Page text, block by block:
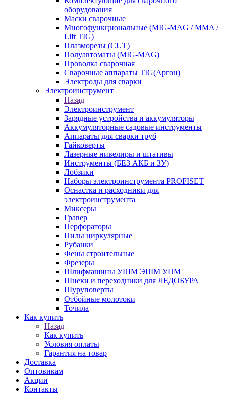
оборудования
Маски сварочные
Многофункциональные (MIG-MAG / MMA /
Lift TIG)
Плазморезы (CUT)
Полуавтоматы (МIG-MAG)
Проволка сварочная
Сварочные аппараты TIG(Аргон)
Электроды для сварки
Электроинструмент
Назад
Электроинструмент
Зарядные устройства и аккумуляторы
Аккумуляторные садовые инструменты
Аппараты для сварки труб
Гайковерты
Лазерные нивелиры и штативы
Инструменты (БЕЗ АКБ и ЗУ)
Лобзики
Наборы электроинструмента PROFISET
Оснастка и расходники для
электроинструмента
Миксеры
Гравер
Перфораторы
Пилы циркулярные
Рубанки
Фены строительные
Фрезеры
Шлифмашины УШМ ЭШМ УПМ
Шнеки и переходники для ЛЕДОБУРА
Шуруповерты
Отбойные молотоки
Точила
Как купить
Назад
Как купить
Условия оплаты
Гарантия на товар
Доставка
Оптовикам
Акции
Контакты